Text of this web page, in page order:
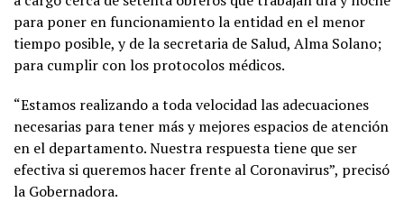
para poner en funcionamiento la entidad en el menor
tiempo posible, y de la secretaria de Salud, Alma Solano;
para cumplir con los protocolos médicos.
“Estamos realizando a toda velocidad las adecuaciones
necesarias para tener más y mejores espacios de atención
en el departamento. Nuestra respuesta tiene que ser
efectiva si queremos hacer frente al Coronavirus”, precisó
la Gobernadora.